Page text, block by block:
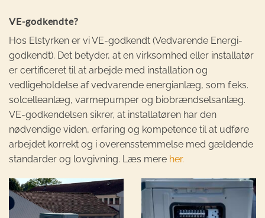
VE-godkendte?
Hos Elstyrken er vi VE-godkendt (Vedvarende Energi-
godkendt). Det betyder, at en virksomhed eller installatør
er certificeret til at arbejde med installation og
vedligeholdelse af vedvarende energianlæg, som f.eks.
solcelleanlæg, varmepumper og biobrændselsanlæg.
VE-godkendelsen sikrer, at installatøren har den
nødvendige viden, erfaring og kompetence til at udføre
arbejdet korrekt og i overensstemmelse med gældende
standarder og lovgivning. Læs mere her.